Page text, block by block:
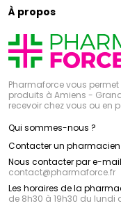
À propos
Pharmaforce vous
produits à Amiens -
recevoir chez vous ou en
Qui sommes-nous ?
Contacter un pharmacien
Nous contacter par e-
contact@pharmaforce.fr
Les horaires de la
de 8h30 à 19h30 du lundi